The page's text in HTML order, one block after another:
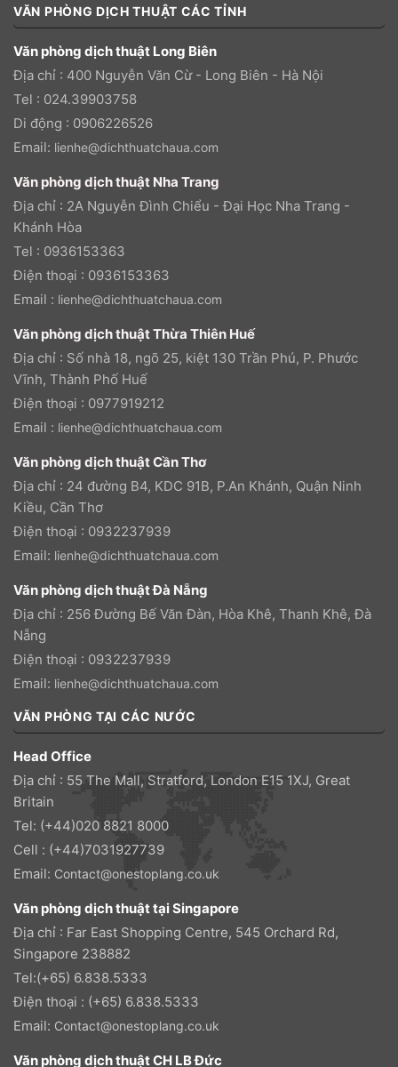
VĂN PHÒNG DỊCH THUẬT CÁC TỈNH
Văn phòng dịch thuật Long Biên
Địa chỉ : 400 Nguyễn Văn Cừ - Long Biên - Hà Nội
Tel : 024.39903758
Di động : 0906226526
Email: lienhe@dichthuatchaua.com
Văn phòng dịch thuật Nha Trang
Địa chỉ : 2A Nguyễn Đình Chiểu - Đại Học Nha Trang -
Khánh Hòa
Tel : 0936153363
Điện thoại : 0936153363
Email : lienhe@dichthuatchaua.com
Văn phòng dịch thuật Thừa Thiên Huế
Địa chỉ : Số nhà 18, ngõ 25, kiệt 130 Trần Phú, P. Phước
Vĩnh, Thành Phố Huế
Điện thoại : 0977919212
Email : lienhe@dichthuatchaua.com
Văn phòng dịch thuật Cần Thơ
Địa chỉ : 24 đường B4, KDC 91B, P.An Khánh, Quận Ninh
Kiều, Cần Thơ
Điện thoại : 0932237939
Email: lienhe@dichthuatchaua.com
Văn phòng dịch thuật Đà Nẵng
Địa chỉ : 256 Đường Bế Văn Đàn, Hòa Khê, Thanh Khê, Đà
Nẵng
Điện thoại : 0932237939
Email: lienhe@dichthuatchaua.com
VĂN PHÒNG TẠI CÁC NƯỚC
Head Office
Địa chỉ : 55 The Mall, Stratford, London E15 1XJ, Great
Britain
Tel: (+44)020 8821 8000
Cell : (+44)7031927739
Email: Contact@onestoplang.co.uk
Văn phòng dịch thuật tại Singapore
Địa chỉ : Far East Shopping Centre, 545 Orchard Rd,
Singapore 238882
Tel:(+65) 6.838.5333
Điện thoại : (+65) 6.838.5333
Email: Contact@onestoplang.co.uk
Văn phòng dịch thuật CH LB Đức